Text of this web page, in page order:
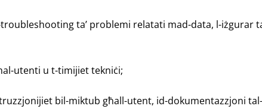
ta’ problemi relatati mad-data, l-iżgurar
utenti u t-timijiet tekniċi;
bil-miktub għall-utent, id-dokumentazzjoni